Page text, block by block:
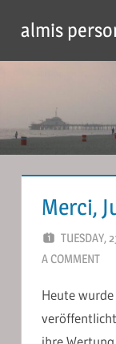
content
almis
Merci,
TUESDAY,
A COMMENT
Heute